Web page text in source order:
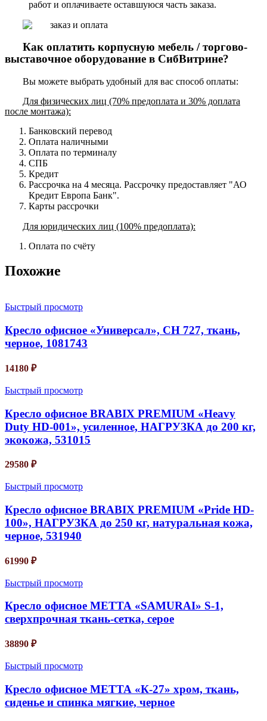
работ и оплачиваете оставшуюся часть заказа.
Как оплатить корпусную мебель / торгово-
выставочное оборудование в СибВитрине?
Вы можете выбрать удобный для вас способ оплаты:
Для физических лиц (70% предоплата и 30% доплата
после монтажа):
Банковский перевод
Оплата наличными
Оплата по терминалу
СПБ
Кредит
Рассрочка на 4 месяца. Рассрочку предоставляет "АО
Кредит Европа Банк".
Карты рассрочки
Для юридических лиц (100% предоплата):
Оплата по счёту
Похожие
Быстрый просмотр
Кресло офисное «Универсал», СН 727, ткань,
черное, 1081743
14180 ₽
Быстрый просмотр
Кресло офисное BRABIX PREMIUM «Heavy
Duty HD-001», усиленное, НАГРУЗКА до 200 кг,
экокожа, 531015
29580 ₽
Быстрый просмотр
Кресло офисное BRABIX PREMIUM «Pride HD-
100», НАГРУЗКА до 250 кг, натуральная кожа,
черное, 531940
61990 ₽
Быстрый просмотр
Кресло офисное МЕТТА «SAMURAI» S-1,
сверхпрочная ткань-сетка, серое
38890 ₽
Быстрый просмотр
Кресло офисное МЕТТА «К-27» хром, ткань,
сиденье и спинка мягкие, черное